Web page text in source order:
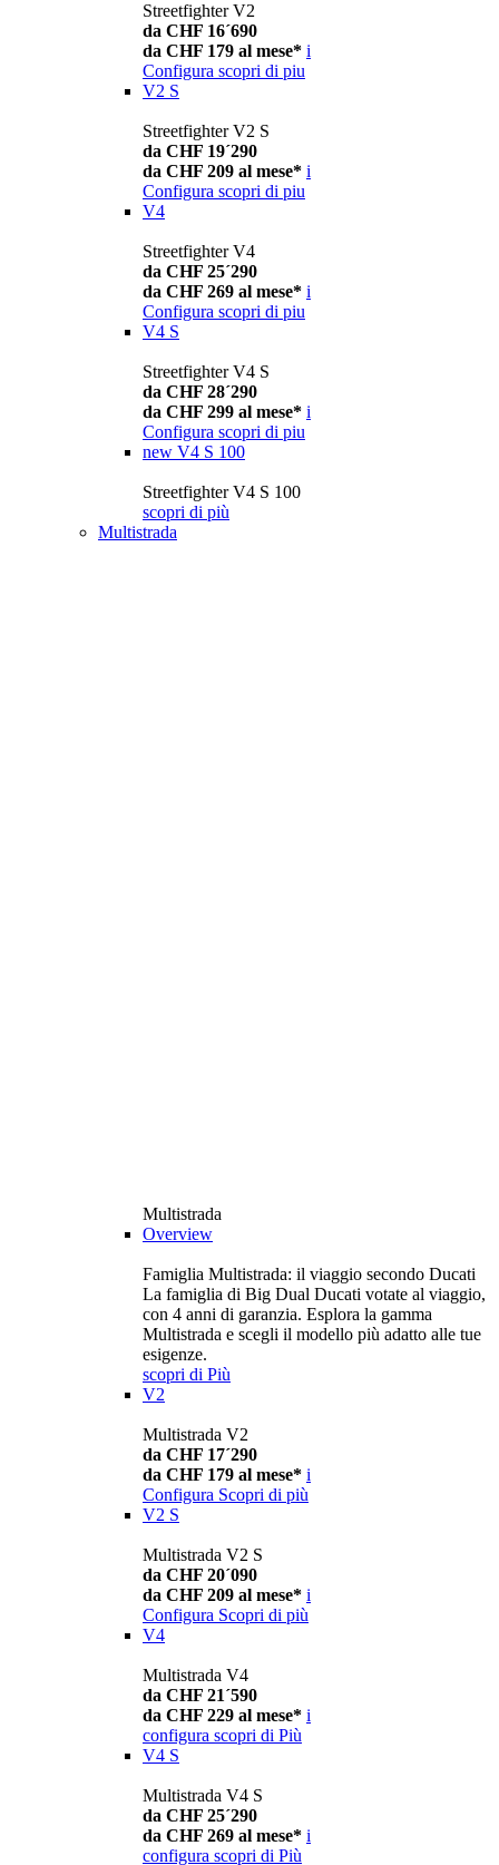
Streetfighter V2
da CHF 16´690
da CHF 179 al mese* i
Configura scopri di piu
V2 S
Streetfighter V2 S
da CHF 19´290
da CHF 209 al mese* i
Configura scopri di piu
V4
Streetfighter V4
da CHF 25´290
da CHF 269 al mese* i
Configura scopri di piu
V4 S
Streetfighter V4 S
da CHF 28´290
da CHF 299 al mese* i
Configura scopri di piu
new V4 S 100
Streetfighter V4 S 100
scopri di più
Multistrada
Multistrada
Overview
Famiglia Multistrada: il viaggio secondo Ducati
La famiglia di Big Dual Ducati votate al viaggio,
con 4 anni di garanzia. Esplora la gamma
Multistrada e scegli il modello più adatto alle tue
esigenze.
scopri di Più
V2
Multistrada V2
da CHF 17´290
da CHF 179 al mese* i
Configura Scopri di più
V2 S
Multistrada V2 S
da CHF 20´090
da CHF 209 al mese* i
Configura Scopri di più
V4
Multistrada V4
da CHF 21´590
da CHF 229 al mese* i
configura scopri di Più
V4 S
Multistrada V4 S
da CHF 25´290
da CHF 269 al mese* i
configura scopri di Più